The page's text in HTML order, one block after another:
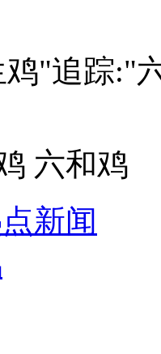
斗机
追踪:"六
六和鸡
新闻